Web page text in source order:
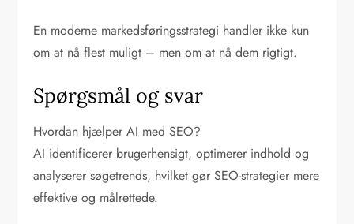
En moderne markedsføringsstrategi handler ikke kun
om at nå flest muligt – men om at nå dem rigtigt.
Spørgsmål og svar
Hvordan hjælper AI med SEO?
AI identificerer brugerhensigt, optimerer indhold og
analyserer søgetrends, hvilket gør SEO-strategier mere
effektive og målrettede.